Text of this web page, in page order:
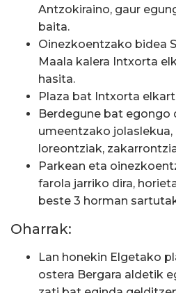
Antzokiraino, gaur
baita.
Oinezkoentzako bidea
Maala kalera Intxorta
hasita.
Plaza bat Intxorta
Berdegune bat egongo
umeentzako jolaslekua,
loreontziak,
Parkean eta
farola jarriko dira,
beste 3 horman
Oharrak:
Lan honekin Elgetako
ostera Bergara aldetik